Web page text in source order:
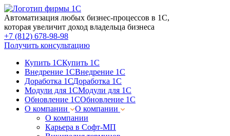
Автоматизация любых бизнес-процессов в 1С,
которая увеличит доход владельца бизнеса
+7 (812) 678-98-98
Получить консультацию
Купить 1СКупить 1С
Внедрение 1СВнедрение 1С
Доработка 1СДоработка 1С
Модули для 1СМодули для 1С
Обновление 1СОбновление 1С
О компании
О компании
О компании
Карьера в Софт-МП